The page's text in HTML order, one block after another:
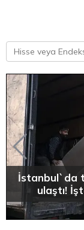
İstanbul`da
ulaştı!